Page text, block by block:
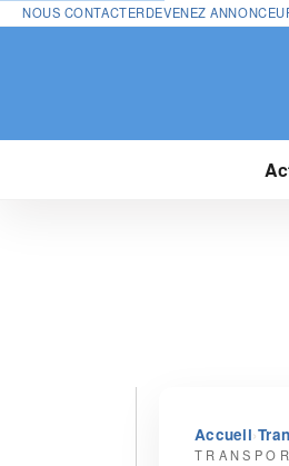
NOUS CONTACTERDEVENEZ
Accueil›